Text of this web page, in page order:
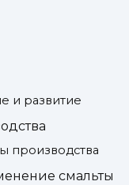
и развитие
производства
смальты